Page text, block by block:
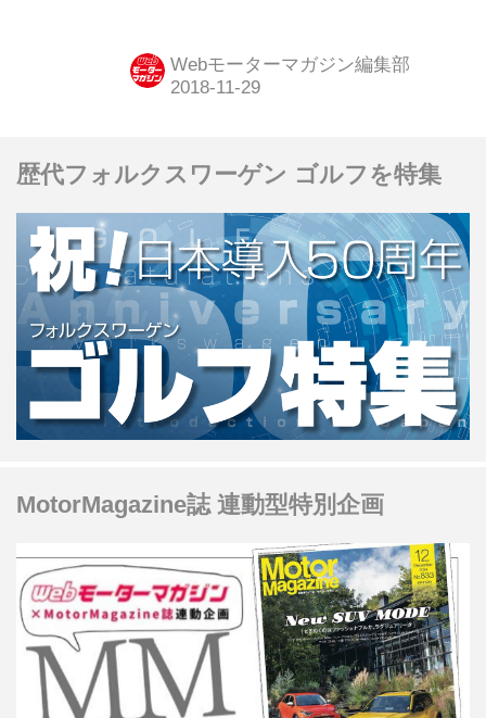
でに限定200台が販売・納車される予
定だという。価格は469万8000円〜
Webモーターマガジン編集部
歴代フォルクスワーゲン ゴルフを特集
MotorMagazine誌 連動型特別企画